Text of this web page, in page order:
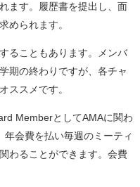
ます。履歴書を提出し、面
められます。
ることもあります。メンバ
期の終わりですが、各チャ
ススメです。
MemberとしてAMAに関わ
会費を払い毎週のミーティ
わることができます。会費